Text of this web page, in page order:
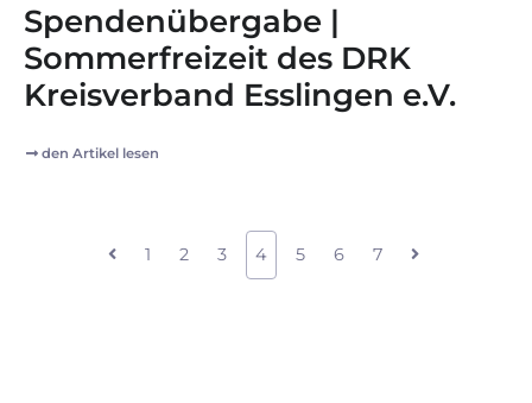
Spendenübergabe |
Sommerfreizeit des DRK
Kreisverband Esslingen e.V.
den Artikel lesen
1 2 3 4 5 6 7